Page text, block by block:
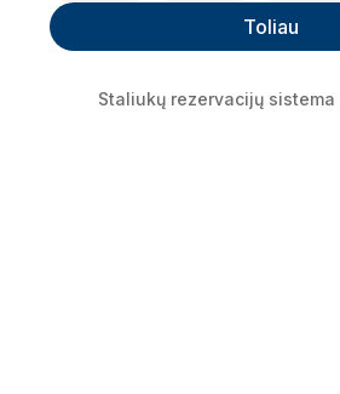
Toliau
Staliukų rezervacijų sistema